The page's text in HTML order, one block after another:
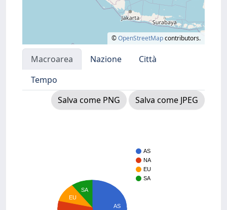
©OpenStreetMapcontributors.
Macroarea Nazione
Città
Tempo
Salva come PNG
Salva come JPEG
AS
NA
EU
SA
AS
SA
EU